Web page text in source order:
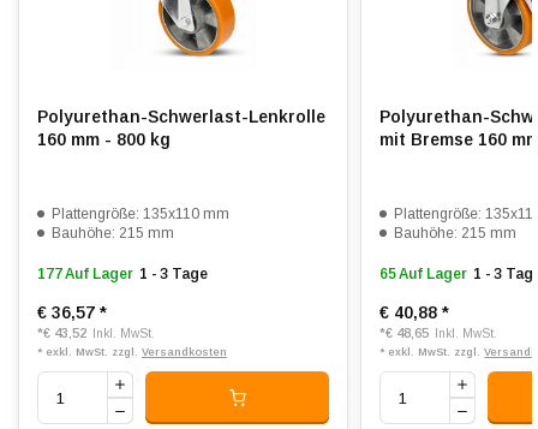
Die natürlichen Eigenschaften von Polyurethan sorgen für eine
geringe Reibung mit der Oberfläche, was zu einem geringen
sind auf beiden Seiten mit Präzisionskugellagern (6204 ZZ)
ausgestattet.
Verschleißfest:
Temperatur:
Passend für: Glatte bis leicht unebene Böden
Polyurethan-Schwerlast-Lenkrolle
160 mm - 800 kg
Plattengröße: 135x110 mm
Bauhöhe: 215 mm
177 Auf Lager 1 - 3 Tage
€ 36,57 *
*€ 43,52 Inkl. MwSt.
* exkl. MwSt. zzgl. Versandkosten
Polyurethan-
mit Bremse 160
Plattengröße:
Bauhöhe: 215 mm
65 Auf Lager 1 - 3
€ 40,88*
*€ 48,65 Inkl. MwSt.
* exkl. MwSt. zzgl.